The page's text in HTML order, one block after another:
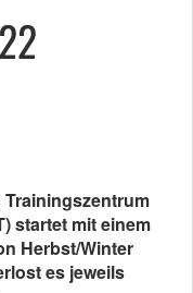
startet mit einem
Herbst/Winter
es jeweils